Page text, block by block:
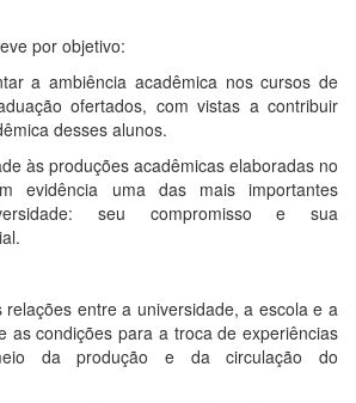
por objetivo:
acadêmica nos cursos de
ofertados, com vistas a contribuir
desses alunos.
produções acadêmicas elaboradas no
evidência uma das mais importantes
seu compromisso e sua
entre a universidade, a escola e a
as condições para a troca de experiências
da produção e da circulação do